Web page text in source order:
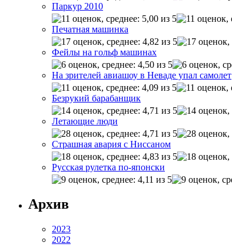
Паркур 2010
Печатная машинка
Фейлы на гольф машинах
На зрителей авиашоу в Неваде упал самолет
Безрукий барабанщик
Летающие люди
Страшная авария c Ниссаном
Русская рулетка по-японски
Архив
2023
2022